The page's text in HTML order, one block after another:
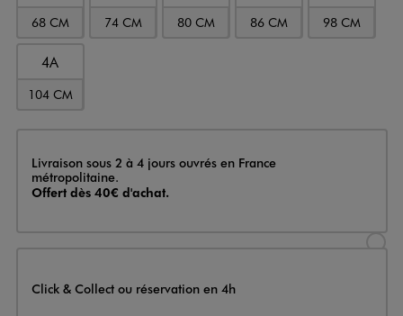
68 CM 74 CM 80 CM 86 CM 98 CM
4A
104 CM
Livraison
Livraison sous 2 à 4 jours ouvrés en France
métropolitaine.
Offert dès 40€ d'achat.
Click & Collect ou réservation en 4h